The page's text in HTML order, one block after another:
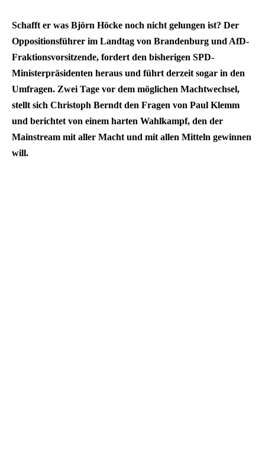
Schafft er was Björn Höcke noch nicht gelungen ist? Der
Oppositionsführer im Landtag von Brandenburg und AfD-
Fraktionsvorsitzende, fordert den bisherigen SPD-
Ministerpräsidenten heraus und führt derzeit sogar in den
Umfragen. Zwei Tage vor dem möglichen Machtwechsel,
stellt sich Christoph Berndt den Fragen von Paul Klemm
und berichtet von einem harten Wahlkampf, den der
Mainstream mit aller Macht und mit allen Mitteln gewinnen
will.